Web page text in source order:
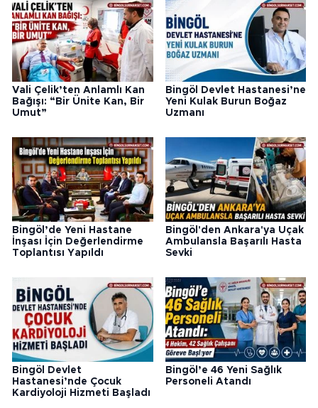
Vali Çelik’ten Anlamlı Kan
Bağışı: “Bir Ünite Kan, Bir
Umut”
Bingöl Devlet Hastanesi’ne
Yeni Kulak Burun Boğaz
Uzmanı
Bingöl’de Yeni Hastane
İnşası İçin Değerlendirme
Toplantısı Yapıldı
Bingöl'den Ankara'ya Uçak
Ambulansla Başarılı Hasta
Sevki
Bingöl Devlet
Hastanesi’nde Çocuk
Kardiyoloji Hizmeti Başladı
Bingöl’e 46 Yeni Sağlık
Personeli Atandı